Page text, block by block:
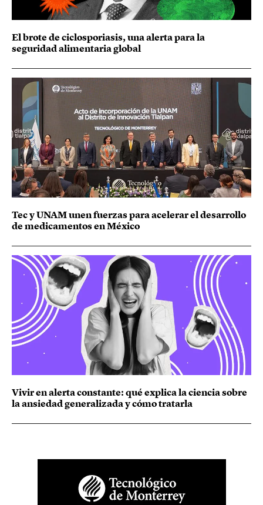
El brote de ciclosporiasis, una alerta para la
seguridad alimentaria global
Tec y UNAM unen fuerzas para acelerar el desarrollo
de medicamentos en México
Vivir en alerta constante: qué explica la ciencia sobre
la ansiedad generalizada y cómo tratarla